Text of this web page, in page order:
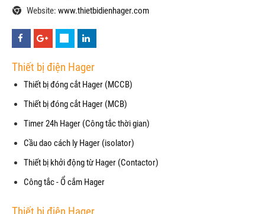
Website: www.thietbidienhager.com
Thiết bị điện Hager
Thiết bị đóng cắt Hager (MCCB)
Thiết bị đóng cắt Hager (MCB)
Timer 24h Hager (Công tắc thời gian)
Cầu dao cách ly Hager (isolator)
Thiết bị khởi động từ Hager (Contactor)
Công tắc - Ổ cắm Hager